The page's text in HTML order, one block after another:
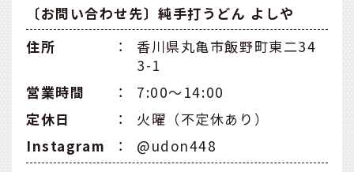
〔お問い合わせ先〕純手打うどん よしや
住所
：
香川県丸亀市飯野町東二34
3-1
営業時間
：
7:00～14:00
定休日
：
火曜（不定休あり）
Instagram
： @udon448